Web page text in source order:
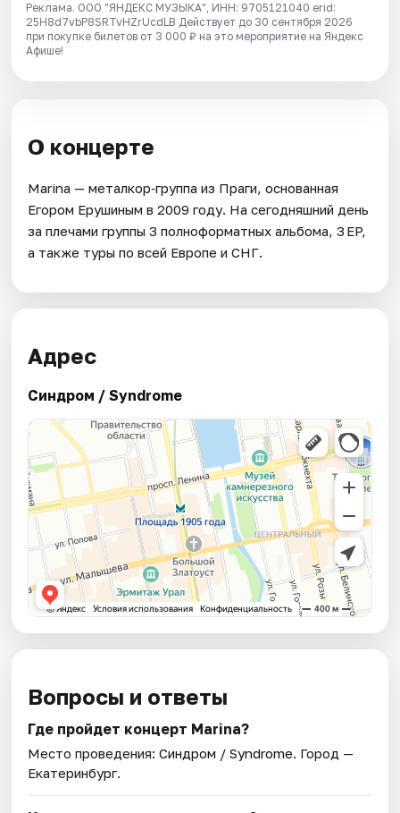
Реклама. ООО "ЯНДЕКС МУЗЫКА", ИНН: 9705121040 erid:
25H8d7vbP8SRTvHZrUcdLB Действует до 30 сентября 2026
при покупке билетов от 3 000 ₽ на это мероприятие на Яндекс
Афише!
О концерте
Marina — металкор‑группа из Праги, основанная
Егором Ерушиным в 2009 году. На сегодняшний день
за плечами группы 3 полноформатных альбома, 3 EP,
а также туры по всей Европе и СНГ.
Адрес
Синдром / Syndrome
Вопросы и ответы
Где пройдет концерт Marina?
Место проведения:Синдром / Syndrome. Город —
Екатеринбург.